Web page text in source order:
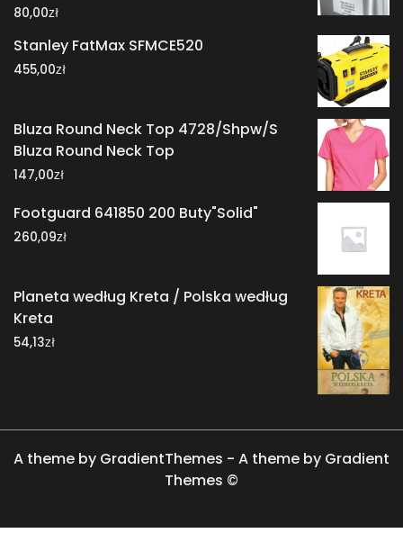
80,00zł
Stanley FatMax SFMCE520
455,00zł
Bluza Round Neck Top 4728/Shpw/S
Bluza Round Neck Top
147,00zł
Footguard 641850 200 Buty"Solid"
260,09zł
Planeta według Kreta / Polska według
Kreta
54,13zł
A theme by GradientThemes - A theme by Gradient
Themes ©